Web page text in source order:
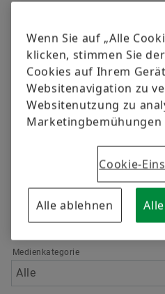
Filtern
Medienkategorie
Wenn Sie auf „Alle
klicken, stimmen Sie
Cookies auf Ihrem
Websitenavigation zu
Websitenutzung zu
Cookie-
Alle ablehnen